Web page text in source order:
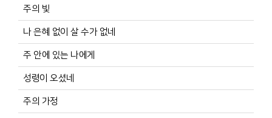
주의 빛
나 은혜 없이 살 수가 없네
주 안에 있는 나에게
성령이 오셨네
주의 가정